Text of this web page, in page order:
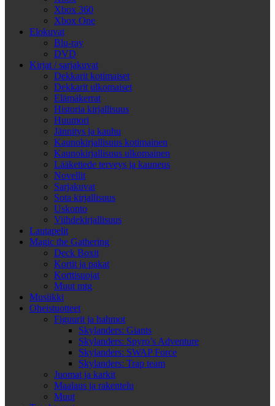
Xbox 360
Xbox One
Elokuvat
Blu-ray
DVD
Kirjat / sarjakuvat
Dekkarit kotimaiset
Dekkarit ulkomaiset
Elämäkerrat
Historia kirjallisuus
Huumori
Jännitys ja kauhu
Kaunokirjallisuus kotimainen
Kaunokirjallisuus ulkomainen
Lääketiede terveys ja kauneus
Novellit
Sarjakuvat
Sota kirjallisuus
Uskonto
Viihdekirjallisuus
Lautapelit
Magic the Gathering
Deck Boxit
Kortit ja pakat
Korttisuojat
Muut mtg
Musiikki
Oheistuotteet
Figuurit ja hahmot
Skylanders: Giants
Skylanders: Spyro’s Adventure
Skylanders: SWAP Force
Skylanders: Trap team
Juomat ja karkit
Maalaus ja rakentelu
Muut